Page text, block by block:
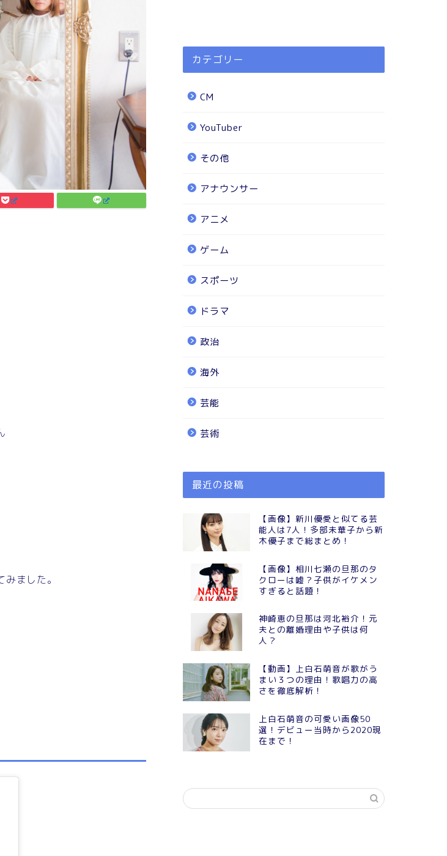
ました。
カテゴリー
CM
YouTuber
その他
アナウンサー
アニメ
ゲーム
スポーツ
ドラマ
政治
海外
芸能
芸術
最近の投稿
【画像】新川優愛と似てる芸
能人は7人！多部未華子から新
木優子まで総まとめ！
【画像】相川七瀬の旦那のタ
クローは嘘？子供がイケメン
すぎると話題！
神崎恵の旦那は河北裕介！元
夫との離婚理由や子供は何
人？
【動画】上白石萌音が歌がう
まい３つの理由！歌唱力の高
さを徹底解析！
上白石萌音の可愛い画像50
選！デビュー当時から2020現
在まで！